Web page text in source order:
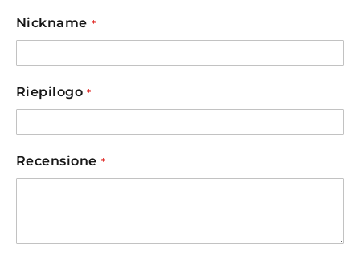
star
stars
stars
stars
stars
Nickname
Riepilogo
Recensione